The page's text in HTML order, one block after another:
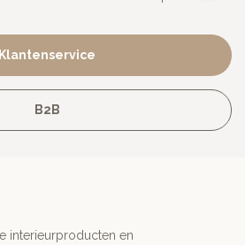
Klantenservice
B2B
interieurproducten en